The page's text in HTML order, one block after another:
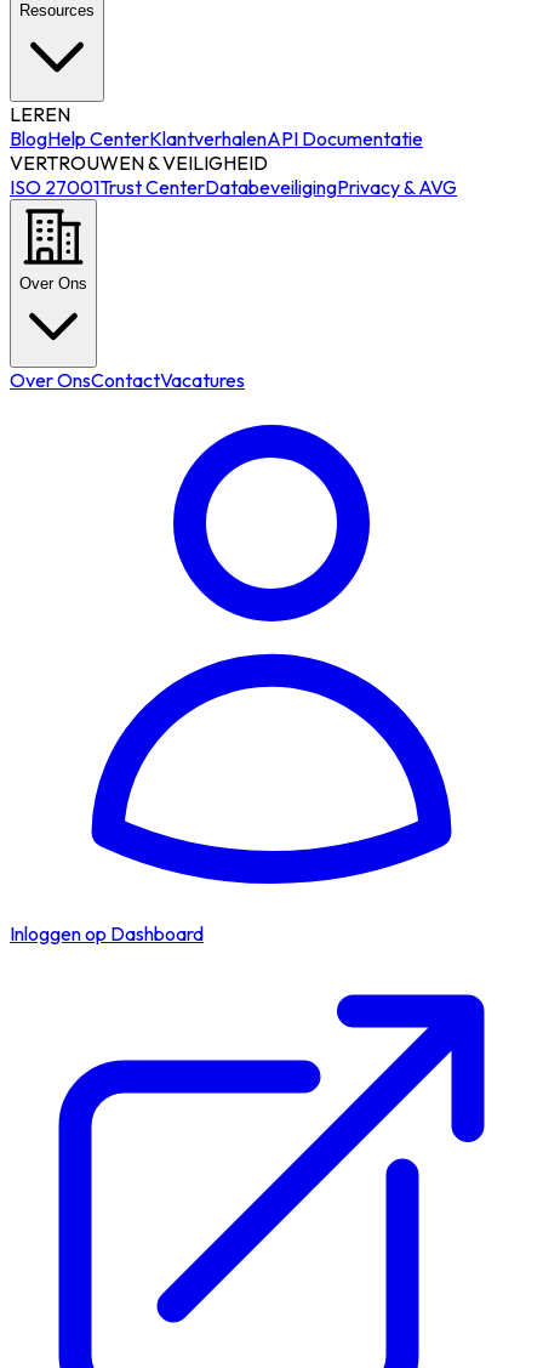
Resources
LEREN
BlogHelp CenterKlantverhalenAPI Documentatie
VERTROUWEN & VEILIGHEID
ISO 27001Trust CenterDatabeveiligingPrivacy & AVG
Over Ons
Over OnsContactVacatures
Inloggen op Dashboard